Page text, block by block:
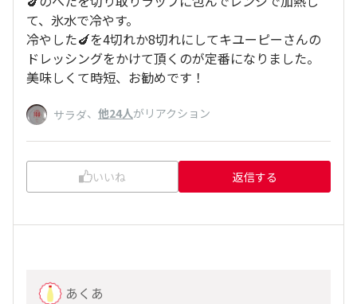
て、氷水で冷やす。
冷やした🍆を4切れか8切れにしてキユーピーさんの
ドレッシングをかけて頂くのが定番になりました。
美味しくて時短、お勧めです！
サラダ、 他24人がリアクション
いいね 返信する
あくあ